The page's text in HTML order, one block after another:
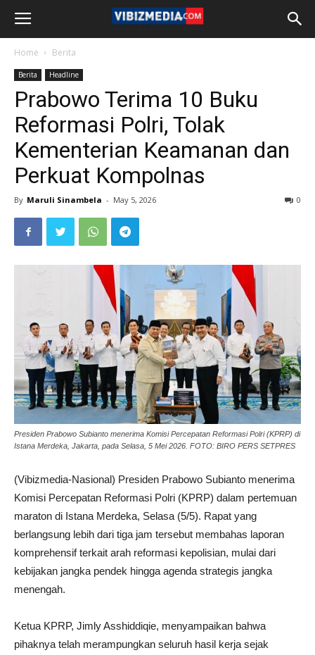
Home Berita
Berita Headline
Prabowo Terima 10 Buku
Reformasi Polri, Tolak
Kementerian Keamanan dan
Perkuat Kompolnas
By Maruli Sinambela - May 5, 2026 0
Presiden Prabowo Subianto menerima Komisi Percepatan Reformasi Polri (KPRP) di
Istana Merdeka, Jakarta, pada Selasa, 5 Mei 2026. FOTO: BIRO PERS SETPRES
(Vibizmedia-Nasional) Presiden Prabowo Subianto menerima
Komisi Percepatan Reformasi Polri (KPRP) dalam pertemuan
maraton di Istana Merdeka, Selasa (5/5). Rapat yang
berlangsung lebih dari tiga jam tersebut membahas laporan
komprehensif terkait arah reformasi kepolisian, mulai dari
kebijakan jangka pendek hingga agenda strategis jangka
menengah.
Ketua KPRP, Jimly Asshiddiqie, menyampaikan bahwa
pihaknya telah merampungkan seluruh hasil kerja sejak